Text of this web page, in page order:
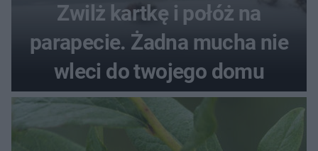
Zwilż kartkę i połóż na
parapecie. Żadna mucha nie
wleci do twojego domu